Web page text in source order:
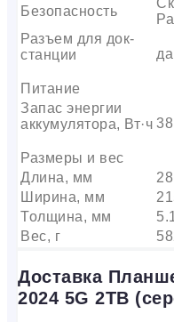
Безопасность
Разъем для док-
станции
да
Питание
Запас энергии
аккумулятора, Вт·ч
Размеры и вес
Длина, мм
Ширина, мм
Толщина, мм
Вес, г
Доставка
2024 5G 2TB